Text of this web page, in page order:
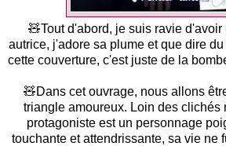
🧸Tout d'abord, je suis ravie
autrice, j'adore sa plume et que dire
cette couverture, c'est juste de la
🧸Dans cet ouvrage, nous allons
triangle amoureux. Loin des clichés
protagoniste est un personnage
touchante et attendrissante, sa vie ne